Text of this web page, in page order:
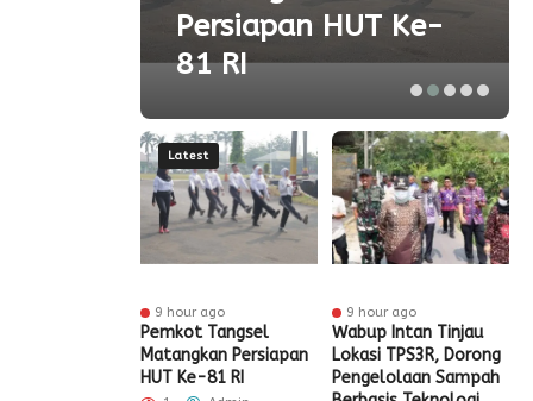
Persiapan HUT Ke-
81 RI
Latest
9 hour ago
Pemkot Tangsel
Matangkan Persiapan
HUT Ke-81 RI
9 hour ago
Wabup Intan Tinjau
Lokasi TPS3R, Dorong
Pengelolaan Sampah